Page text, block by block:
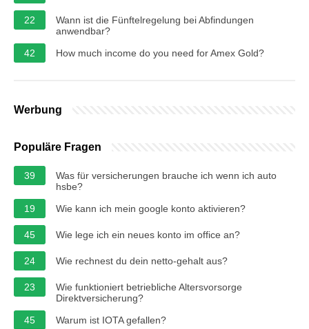
22
Wann ist die Fünftelregelung bei Abfindungen
anwendbar?
42
How much income do you need for Amex Gold?
Werbung
Populäre Fragen
39
Was für versicherungen brauche ich wenn ich auto
hsbe?
19
Wie kann ich mein google konto aktivieren?
45 Wie lege ich ein neues konto im office an?
24 Wie rechnest du dein netto-gehalt aus?
23
Wie funktioniert betriebliche Altersvorsorge
Direktversicherung?
45
Warum ist IOTA gefallen?